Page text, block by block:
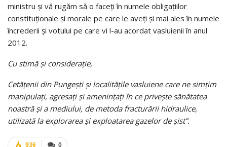
ministru şi vă rugăm să o faceţi în numele obligaţiilor
constituţionale şi morale pe care le aveţi şi mai ales în numele
încrederii şi votului pe care vi l-au acordat vasluienii în anul
2012.
Cu stimă şi consideraţie,
Cetăţenii din Pungeşti şi localităţile vasluiene care ne simţim
manipulaţi, agresaţi şi ameninţaţi în ce priveşte sănătatea
noastră şi a mediului, de metoda fracturării hidraulice,
utilizată la explorarea şi exploatarea gazelor de şist”.
0
936